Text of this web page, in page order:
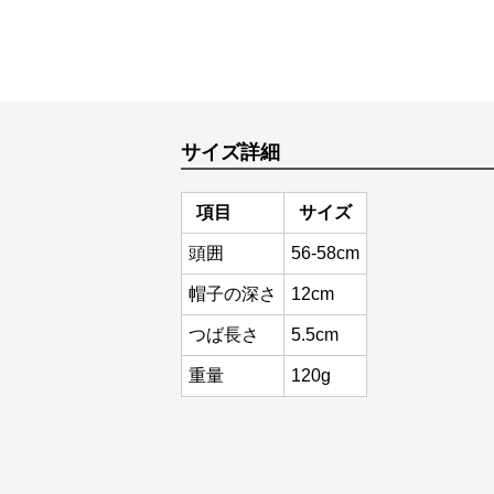
サイズ詳細
項目 サイズ
頭囲 56-58cm
帽子の深さ 12cm
つば長さ 5.5cm
重量 120g